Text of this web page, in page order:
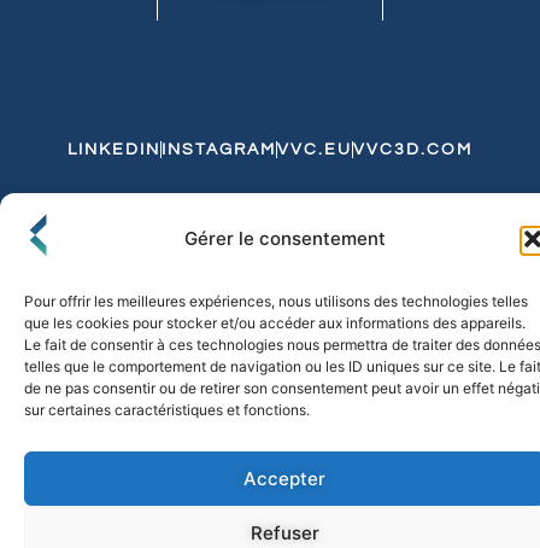
Gérer le consentement
Pour offrir les meilleures expériences, nous utilisons des technologies telles
que les cookies pour stocker et/ou accéder aux informations des appareils.
Le fait de consentir à ces technologies nous permettra de traiter des données
telles que le comportement de navigation ou les ID uniques sur ce site. Le fait
de ne pas consentir ou de retirer son consentement peut avoir un effet
sur certaines caractéristiques et fonctions.
Accepter
Refuser
LINKEDIN INSTAGRAM VVC.EU VVC3D.COM
Politique de Confidentialité et de CookiesExpédition et Livraison
© 2026 FLO & CO. All Rights Reserved